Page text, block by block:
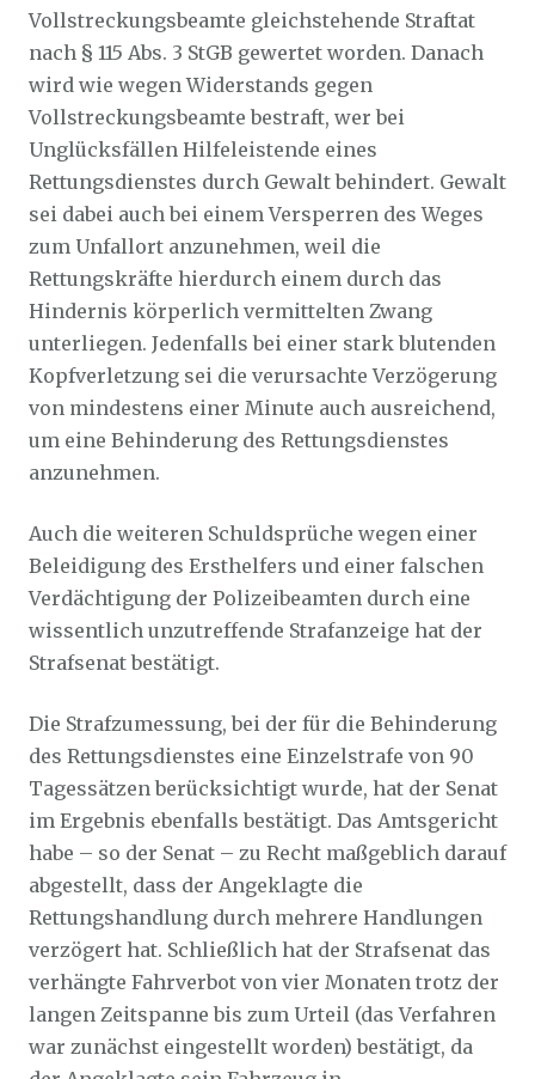
Vollstreckungsbeamte gleichstehende Straftat
nach § 115 Abs. 3 StGB gewertet worden. Danach
wird wie wegen Widerstands gegen
Vollstreckungsbeamte bestraft, wer bei
Unglücksfällen Hilfeleistende eines
Rettungsdienstes durch Gewalt behindert. Gewalt
sei dabei auch bei einem Versperren des Weges
zum Unfallort anzunehmen, weil die
Rettungskräfte hierdurch einem durch das
Hindernis körperlich vermittelten Zwang
unterliegen. Jedenfalls bei einer stark blutenden
Kopfverletzung sei die verursachte Verzögerung
von mindestens einer Minute auch ausreichend,
um eine Behinderung des Rettungsdienstes
anzunehmen.
Auch die weiteren Schuldsprüche wegen einer
Beleidigung des Ersthelfers und einer falschen
Verdächtigung der Polizeibeamten durch eine
wissentlich unzutreffende Strafanzeige hat der
Strafsenat bestätigt.
Die Strafzumessung, bei der für die Behinderung
des Rettungsdienstes eine Einzelstrafe von 90
Tagessätzen berücksichtigt wurde, hat der Senat
im Ergebnis ebenfalls bestätigt. Das Amtsgericht
habe – so der Senat – zu Recht maßgeblich darauf
abgestellt, dass der Angeklagte die
Rettungshandlung durch mehrere Handlungen
verzögert hat. Schließlich hat der Strafsenat das
verhängte Fahrverbot von vier Monaten trotz der
langen Zeitspanne bis zum Urteil (das Verfahren
war zunächst eingestellt worden) bestätigt, da